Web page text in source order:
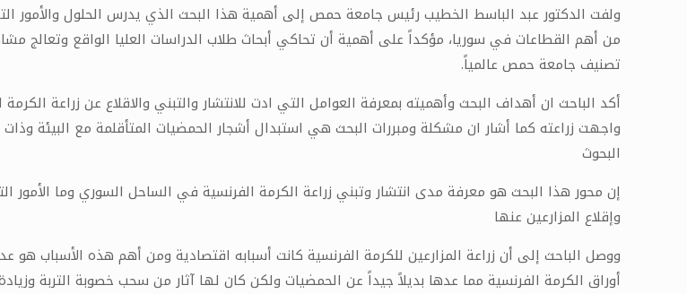
ولفت الدكتور عبد الباسط الخطيب رئيس جامعة حمص إلى أهمية هذا البحث الذي يدرس الحلول والأمور
من أهم القطاعات في سوريا، مؤكداً على أهمية أن تحاكي أبحاث طلاب الدراسات العليا الواقع وتعالج
تصنيف جامعة حمص عالمياً.
أكد الباحث ان أهداف البحث وأهميته بمعرفة العوامل التي ادت للانتشار والتبني والاقلاع عن زراعة
واجهت زراعته كما أشار ان مشكلة ومبررات البحث هي استبدال أشجار الحمضيات المتأقلمة مع البيئة
البحوث
إن محور هذا البحث هو معرفة مدى انتشار وتبني زراعة الكرمة الفرنسية في الساحل السوري وما
وإقلاع المزارعين عنها
ووصل الباحث إلى أن زراعة المزارعين للكرمة الفرنسية كانت أسبابه اقتصادية ومن أهم هذه الأسباب هو
أوراق الكرمة الفرنسية مما عدها بديلاً جيداً عن الحمضيات ولكن كان لها آثار من سحب خصوبة التربة